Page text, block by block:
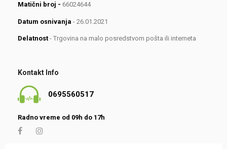
Matični broj - 66024644
Datum osnivanja - 26.01.2021
Delatnost - Trgovina na malo posredstvom pošta ili interneta
Kontakt Info
0695560517
Radno vreme od 09h do 17h